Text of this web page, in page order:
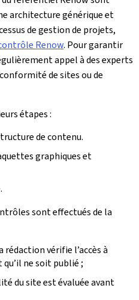
architecture générique et
de gestion de projets,
Renow. Pour garantir
appel à des experts
de sites ou de
étapes :
de contenu.
graphiques et
sont effectués de la
rédaction vérifie l’accès à
qu’il ne soit publié ;
du site est évaluée avant